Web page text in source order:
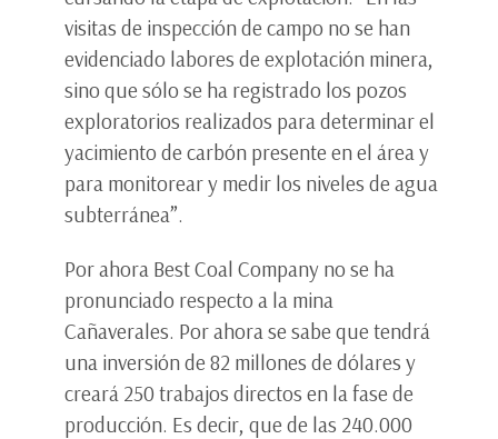
visitas de inspección de campo no se han
evidenciado labores de explotación minera,
sino que sólo se ha registrado los pozos
exploratorios realizados para determinar el
yacimiento de carbón presente en el área y
para monitorear y medir los niveles de agua
subterránea”.
Por ahora Best Coal Company no se ha
pronunciado respecto a la mina
Cañaverales. Por ahora se sabe que tendrá
una inversión de 82 millones de dólares y
creará 250 trabajos directos en la fase de
producción. Es decir, que de las 240.000